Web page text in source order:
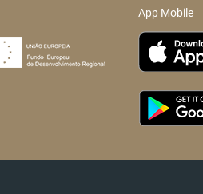
App Mobile